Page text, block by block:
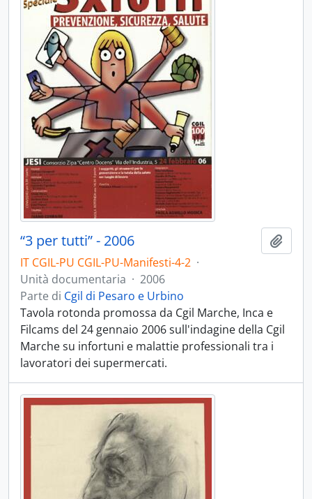
“3 per tutti” - 2006
IT CGIL-PU CGIL-PU-Manifesti-4-2 ·
Unità documentaria · 2006
Parte di Cgil di Pesaro e Urbino
Tavola rotonda promossa da Cgil Marche, Inca e
Filcams del 24 gennaio 2006 sull'indagine della Cgil
Marche su infortuni e malattie professionali tra i
lavoratori dei supermercati.